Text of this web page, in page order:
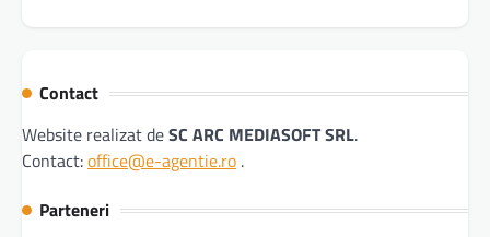
Contact
Website realizat deSC ARC MEDIASOFT SRL.
Contact:office@e-agentie.ro .
Parteneri